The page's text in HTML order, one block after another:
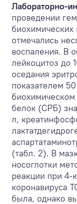
Лабораторно-
проведении
биохимических
отмечались
воспаления. В
лейкоцитоз до
оседания
показателем
белок (СРБ)
л,
(табл. 2). В
носоглотки
реакции при 4-
коронавируса
была, однако